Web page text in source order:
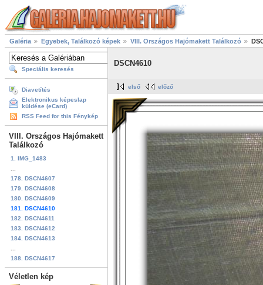
Galéria Egyebek, Találkozó képek VIII. Országos Hajómakett Találkozó
Speciális keresés
Diavetítés
Elektronikus képeslap
küldése (eCard)
RSS Feed for this Fénykép
VIII. Országos Hajómakett
Találkozó
1. IMG_1483
178. DSCN4607
179. DSCN4608
180. DSCN4609
181. DSCN4610
182. DSCN4611
183. DSCN4612
184. DSCN4613
188. DSCN4617
Véletlen kép
DSCN4610
első előző